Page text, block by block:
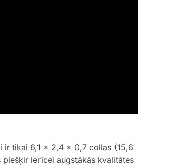
ir tikai 6,1 x 2,4 x 0,7 collas (15,6
ierīcei augstākās kvalitātes